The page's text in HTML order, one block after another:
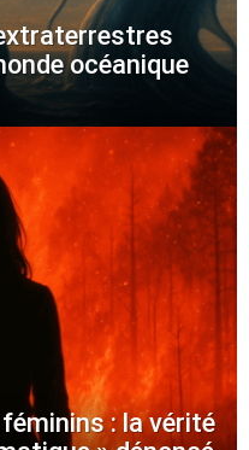
océanique
: la vérité